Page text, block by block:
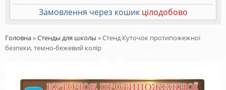
Замовлення через кошик цілодобово
Головна»Стенды для школы »Стенд Куточок протипожежної
безпеки, темно-бежевий колір